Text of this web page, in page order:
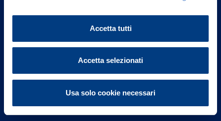
Accetta tutti
Accetta selezionati
Usa solo cookie necessari
Governance
Investor Relations